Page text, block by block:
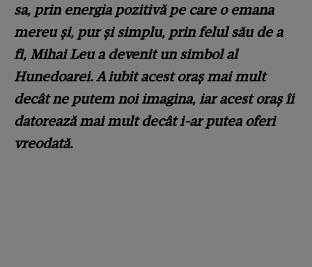
sa, prin energia pozitivă pe care o emana
mereu şi, pur şi simplu, prin felul său de a
fi, Mihai Leu a devenit un simbol al
Hunedoarei. A iubit acest oraş mai mult
decât ne putem noi imagina, iar acest oraş îi
datorează mai mult decât i-ar putea oferi
vreodată.